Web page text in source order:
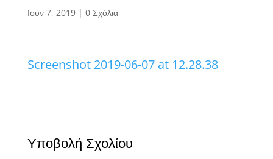
Ιούν 7, 2019| 0 Σχόλια
Screenshot 2019-06-07 at 12.28.38
Υποβολή Σχολίου